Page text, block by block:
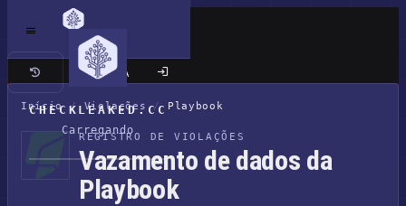
CHECKLEAKED.CC
Carregando
Site clássico
Início / Violações / Playbook
REGISTRO DE VIOLAÇÕES
Vazamento de dados da
Playbook